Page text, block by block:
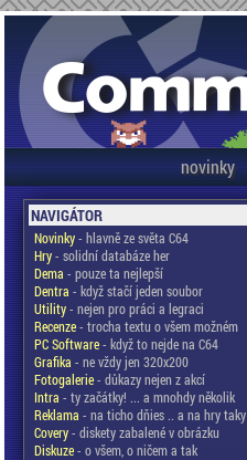
novinky
NAVIGÁTOR
Novinky- hlavně ze světa C64
Hry- solidní databáze her
Dema - pouze ta nejlepší
Dentra - když stačí jeden soubor
Utility- nejen pro práci a legraci
Recenze- trocha textu o všem možném
PC Software- když to nejde na C64
Grafika - ne vždy jen 320x200
Fotogalerie- důkazy nejen z akcí
Intra - ty začátky! ... a mnohdy několik
Reklama - na ticho dňies .. a na hry taky
Covery- diskety zabalené v obrázku
Diskuze- o všem, o ničem a tak